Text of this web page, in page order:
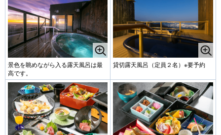
景色を眺めながら入る露天風呂は最
高です。
貸切露天風呂（定員２名）※要予約